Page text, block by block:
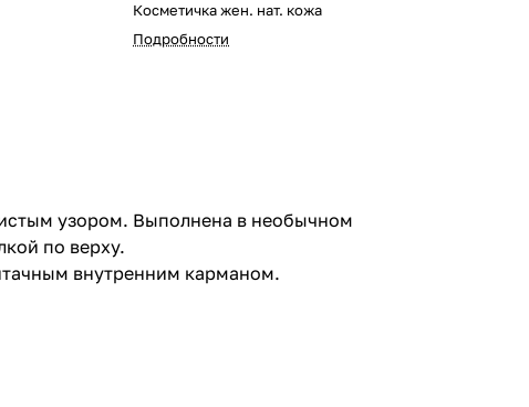
Косметичка жен. нат. кожа
Подробности
узором. Выполнена в необычном
по верху.
внутренним карманом.